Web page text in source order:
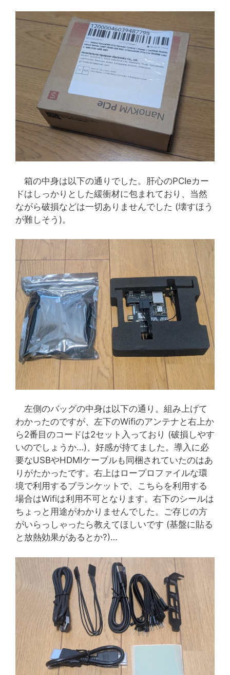
箱の中身は以下の通りでした。肝心のPCIeカー
ドはしっかりとした緩衝材に包まれており、当然
ながら破損などは一切ありませんでした (壊すほう
が難しそう)。
左側のバッグの中身は以下の通り。組み上げて
わかったのですが、左下のWifiのアンテナと右上か
ら2番目のコードは2セット入っており (破損しやす
いのでしょうか…)、好感が持てました。導入に必
要なUSBやHDMIケーブルも同梱されていたのはあ
りがたかったです。右上はロープロファイルな環
境で利用するブランケットで、こちらを利用する
場合はWifiは利用不可となります。右下のシールは
ちょっと用途がわかりませんでした。ご存じの方
がいらっしゃったら教えてほしいです (基盤に貼る
と放熱効果があるとか?)…